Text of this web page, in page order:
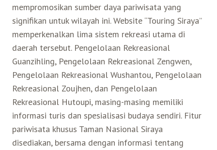
Wisata Senior
Wisata Yang Dapat Diakses
Belanja
Pasar Malam
mempromosikan sumber daya pariwisata yang
signifikan untuk wilayah ini. Website “Touring Siraya”
memperkenalkan lima sistem rekreasi utama di
daerah tersebut. Pengelolaan Rekreasional
Guanzihling, Pengelolaan Rekreasional Zengwen,
Pengelolaan Rekreasional Wushantou, Pengelolaan
Rekreasional Zoujhen, dan Pengelolaan
Rekreasional Hutoupi, masing-masing memiliki
informasi turis dan spesialisasi budaya sendiri. Fitur
pariwisata khusus Taman Nasional Siraya
disediakan, bersama dengan informasi tentang